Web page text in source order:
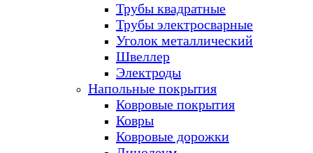
Трубы квадратные
Трубы электросварные
Уголок металлический
Швеллер
Электроды
Напольные покрытия
Ковровые покрытия
Ковры
Ковровые дорожки